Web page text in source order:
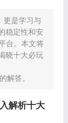
更是学习与
稳定性和安
台。本文将
晓十大必玩
解答。
解析十大